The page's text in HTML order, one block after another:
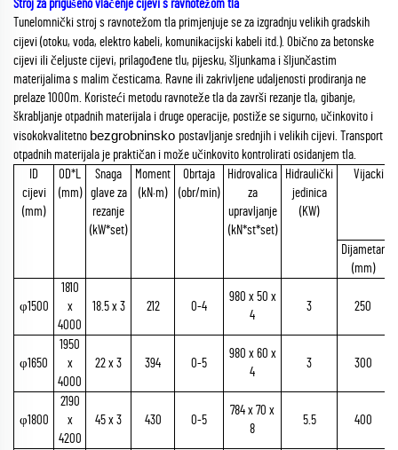
Stroj za prigušeno vlačenje cijevi s ravnotežom tla
Tunelomnički stroj s ravnotežom tla primjenjuje se za izgradnju velikih gradskih
cijevi (otoku, voda, elektro kabeli, komunikacijski kabeli itd.). Obično za betonske
cijevi ili čeljuste cijevi, prilagođene tlu, pijesku, šljunkama i šljunčastim
materijalima s malim česticama. Ravne ili zakrivljene udaljenosti prodiranja ne
prelaze 1000m. Koristeći metodu ravnoteže tla da završi rezanje tla, gibanje,
škrabljanje otpadnih materijala i druge operacije, postiže se sigurno, učinkovito i
visokokvalitetno bezgrobninsko postavljanje srednjih i velikih cijevi. Transport
otpadnih materijala je praktičan i može učinkovito kontrolirati osidanjem tla.
ID
cijevi
(mm)
OD*L
(mm)
Snaga
glave za
rezanje
(kW*set)
Moment
(kN·m)
Obrtaja
(obr/min)
Hidrovalica
za
upravljanje
(kN*st*set)
Hidraulički
jedinica
(KW)
Vijacki
Dijametar
(mm)
φ1500
1810
x
4000
18.5 x 3 212 0-4
980 x 50 x
4
3 250
φ1650
1950
x
4000
22 x 3 394 0-5
980 x 60 x
4
3 300
φ1800
2190
x
4200
45 x 3 430 0-5
784 x 70 x
8
5.5 400